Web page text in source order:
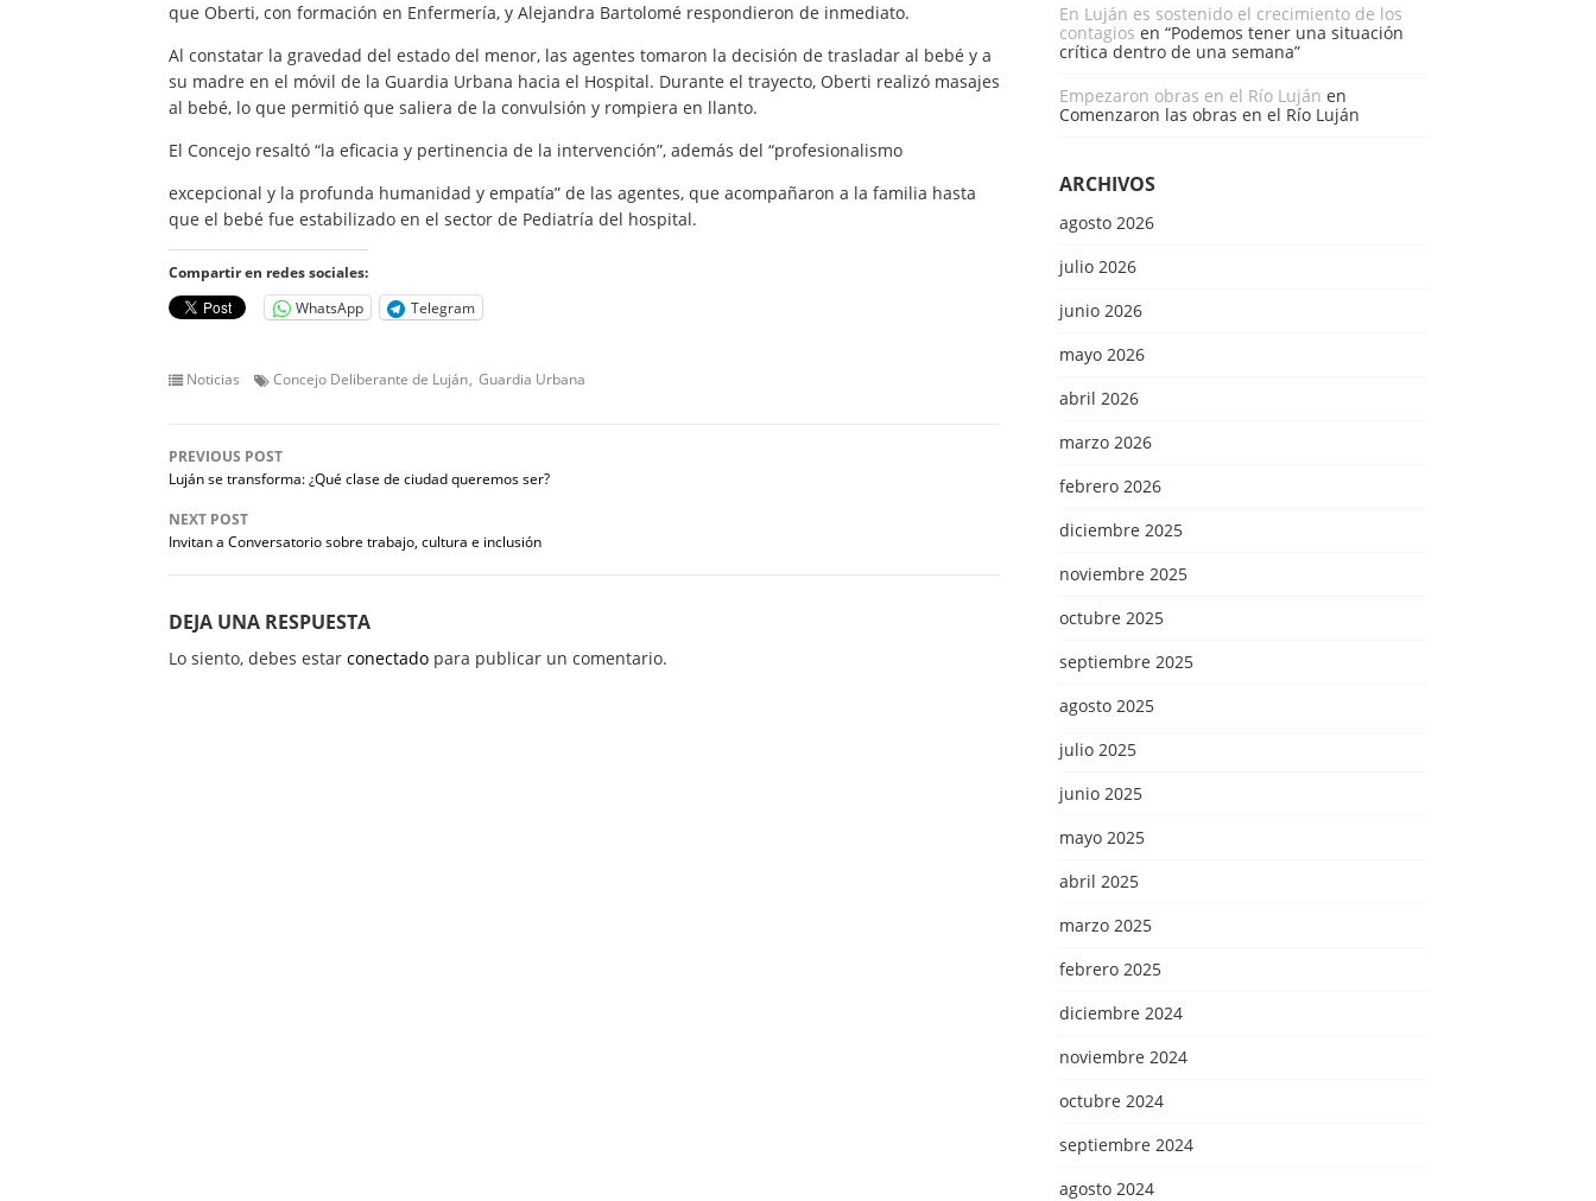
que Oberti, con formación en Enfermería, y Alejandra Bartolomé respondieron de inmediato.
Al constatar la gravedad del estado del menor, las agentes tomaron la decisión de trasladar al bebé y a
su madre en el móvil de la Guardia Urbana hacia el Hospital. Durante el trayecto, Oberti realizó masajes
al bebé, lo que permitió que saliera de la convulsión y rompiera en llanto.
El Concejo resaltó “la eficacia y pertinencia de la intervención”, además del “profesionalismo
excepcional y la profunda humanidad y empatía” de las agentes, que acompañaron a la familia hasta
que el bebé fue estabilizado en el sector de Pediatría del hospital.
Compartir en redes sociales:
WhatsApp
Telegram
Noticias Concejo Deliberante de Luján Guardia Urbana
PREVIOUS POST
Luján se transforma: ¿Qué clase de ciudad queremos ser?
NEXT POST
Invitan a Conversatorio sobre trabajo, cultura e inclusión
DEJA UNA RESPUESTA
Lo siento, debes estar conectado para publicar un comentario.
En Luján es sostenido el crecimiento de los
contagios en “Podemos tener una situación
crítica dentro de una semana”
Empezaron obras en el Río Luján en
Comenzaron las obras en el Río Luján
ARCHIVOS
agosto 2026
julio 2026
junio 2026
mayo 2026
abril 2026
marzo 2026
febrero 2026
diciembre 2025
noviembre 2025
octubre 2025
septiembre 2025
agosto 2025
julio 2025
junio 2025
mayo 2025
abril 2025
marzo 2025
febrero 2025
diciembre 2024
noviembre 2024
octubre 2024
septiembre 2024
agosto 2024